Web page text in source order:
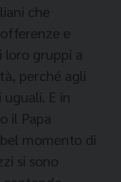
che
e
loro gruppi a
perché agli
E in
il Papa
momento di
si sono